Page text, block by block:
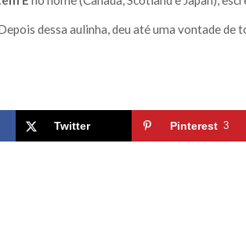
dessa aulinha, deu até uma vontade de
Twitter Pinterest 3